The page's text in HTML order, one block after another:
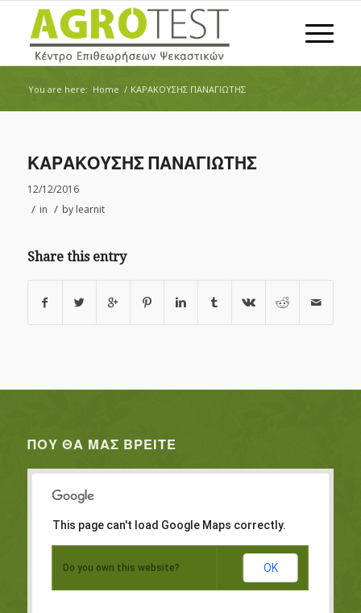
You are here: Home / ΚΑΡΑΚΟΥΣΗΣ ΠΑΝΑΓΙΩΤΗΣ
ΚΑΡΑΚΟΥΣΗΣ ΠΑΝΑΓΙΩΤΗΣ
12/12/2016
/ in / by learnit
Share this entry
ΠΟΥ ΘΑ ΜΑΣ ΒΡΕΊΤΕ
This page can't load Google Maps correctly.
Do you own this website? OK